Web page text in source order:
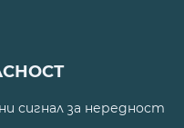
сигнал за нередност